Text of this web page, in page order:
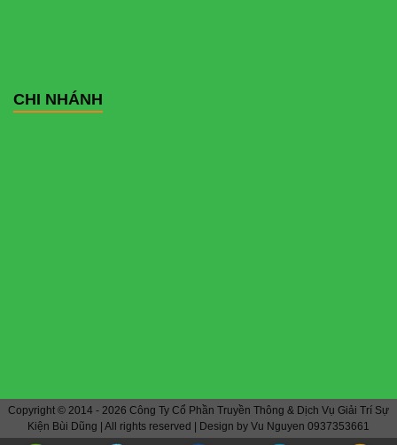
CHI NHÁNH
Copyright © 2014 - 2026 Công Ty Cổ Phần Truyền Thông & Dịch Vụ Giải Trí Sự
Kiện Bùi Dũng | All rights reserved | Design by Vu Nguyen 0937353661